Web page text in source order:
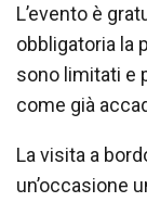
L’evento è
obbligatoria la
sono limitati e
come già
La visita a
un’occasione